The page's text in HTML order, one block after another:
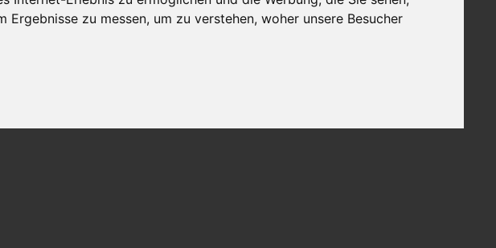
zu messen, um zu verstehen, woher unsere Besucher